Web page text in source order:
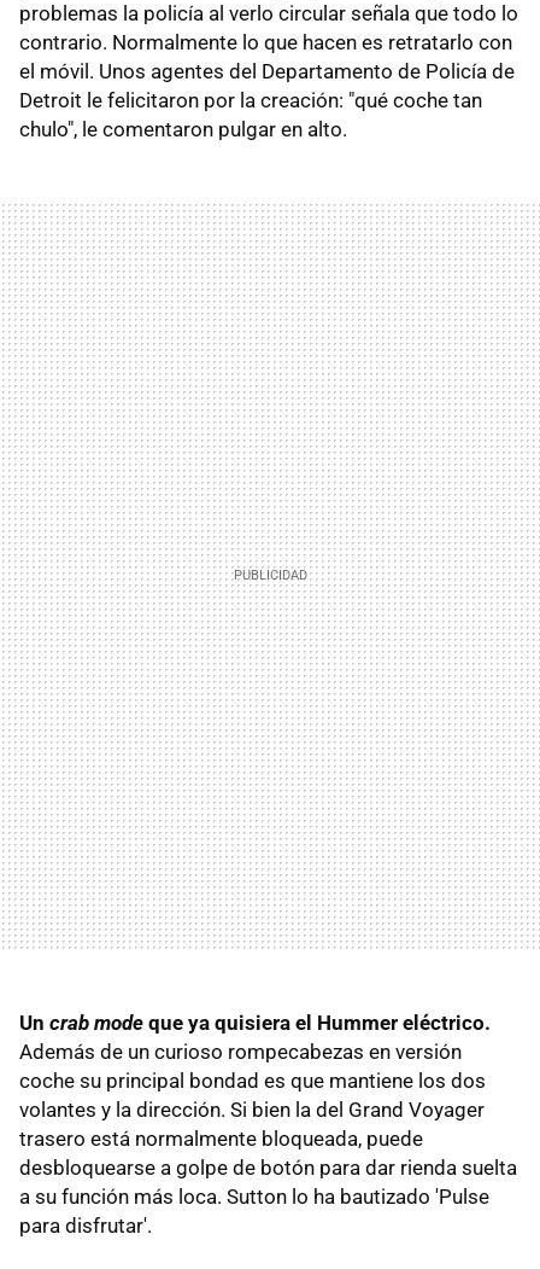
problemas la policía al verlo circular señala que todo lo
contrario. Normalmente lo que hacen es retratarlo con
el móvil. Unos agentes del Departamento de Policía de
Detroit le felicitaron por la creación: "qué coche tan
chulo", le comentaron pulgar en alto.
Un crab mode que ya quisiera el Hummer eléctrico.
Además de un curioso rompecabezas en versión
coche su principal bondad es que mantiene los dos
volantes y la dirección. Si bien la del Grand Voyager
trasero está normalmente bloqueada, puede
desbloquearse a golpe de botón para dar rienda suelta
a su función más loca. Sutton lo ha bautizado 'Pulse
para disfrutar'.